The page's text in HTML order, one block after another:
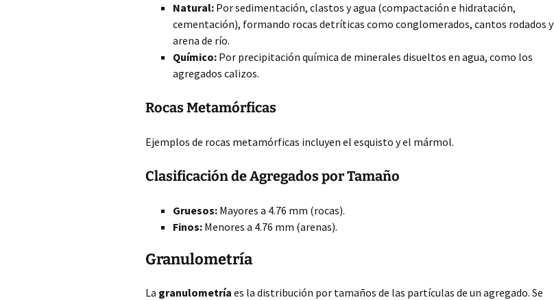
Natural: Por sedimentación, clastos y agua (compactación e hidratación,
cementación), formando rocas detríticas como conglomerados, cantos rodados y
arena de río.
Químico: Por precipitación química de minerales disueltos en agua, como los
agregados calizos.
Rocas Metamórficas
Ejemplos de rocas metamórficas incluyen el esquisto y el mármol.
Clasificación de Agregados por Tamaño
Gruesos: Mayores a 4.76 mm (rocas).
Finos: Menores a 4.76 mm (arenas).
Granulometría
La granulometría es la distribución por tamaños de las partículas de un agregado. Se